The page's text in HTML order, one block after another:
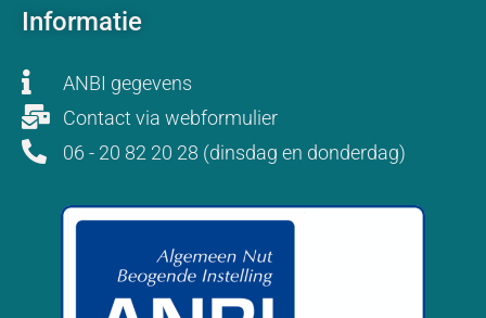
Informatie
ANBI gegevens
Contact via webformulier
06 - 20 82 20 28 (dinsdag en donderdag)